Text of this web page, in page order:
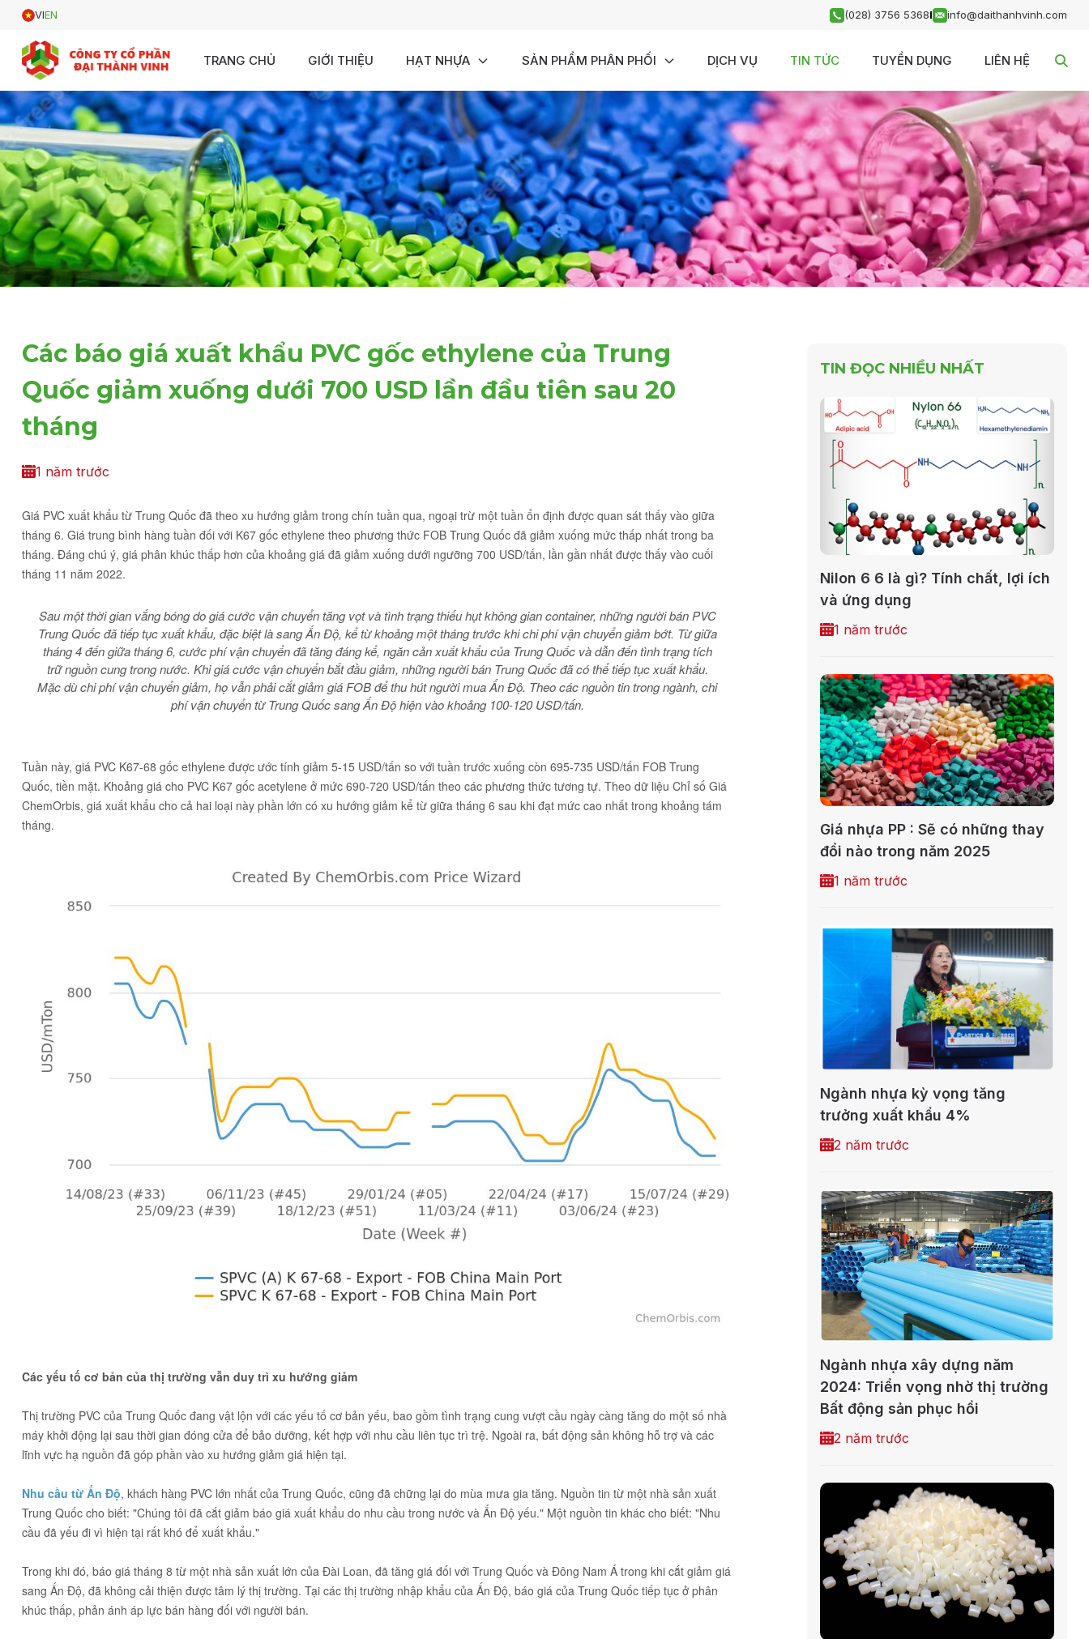
VIEN (028) 3756 5368I info@daithanhvinh.com
TRANG CHỦ GIỚI THIỆU HẠT NHỰA SẢN PHẨM PHÂN PHỐI DỊCH VỤ TIN TỨC TUYỂN DỤNG LIÊN HỆ
Các báo giá xuất khẩu PVC gốc ethylene của Trung
Quốc giảm xuống dưới 700 USD lần đầu tiên sau 20
tháng
1 năm trước
Giá PVC xuất khẩu từ Trung Quốc đã theo xu hướng giảm trong chín tuần qua, ngoại trừ một tuần ổn định được quan sát thấy vào giữa
tháng 6. Giá trung bình hàng tuần đối với K67 gốc ethylene theo phương thức FOB Trung Quốc đã giảm xuống mức thấp nhất trong ba
tháng. Đáng chú ý, giá phân khúc thấp hơn của khoảng giá đã giảm xuống dưới ngưỡng 700 USD/tấn, lần gần nhất được thấy vào cuối
tháng 11 năm 2022.
Sau một thời gian vắng bóng do giá cước vận chuyển tăng vọt và tình trạng thiếu hụt không gian container, những người bán PVC
Trung Quốc đã tiếp tục xuất khẩu, đặc biệt là sang Ấn Độ, kể từ khoảng một tháng trước khi chi phí vận chuyển giảm bớt. Từ giữa
tháng 4 đến giữa tháng 6, cước phí vận chuyển đã tăng đáng kể, ngăn cản xuất khẩu của Trung Quốc và dẫn đến tình trạng tích
trữ nguồn cung trong nước. Khi giá cước vận chuyển bắt đầu giảm, những người bán Trung Quốc đã có thể tiếp tục xuất khẩu.
Mặc dù chi phí vận chuyển giảm, họ vẫn phải cắt giảm giá FOB để thu hút người mua Ấn Độ. Theo các nguồn tin trong ngành, chi
phí vận chuyển từ Trung Quốc sang Ấn Độ hiện vào khoảng 100-120 USD/tấn.
Tuần này, giá PVC K67-68 gốc ethylene được ước tính giảm 5-15 USD/tấn so với tuần trước xuống còn 695-735 USD/tấn FOB Trung
Quốc, tiền mặt. Khoảng giá cho PVC K67 gốc acetylene ở mức 690-720 USD/tấn theo các phương thức tương tự. Theo dữ liệu Chỉ số Giá
ChemOrbis, giá xuất khẩu cho cả hai loại này phần lớn có xu hướng giảm kể từ giữa tháng 6 sau khi đạt mức cao nhất trong khoảng tám
tháng.
Các yếu tố cơ bản của thị trường vẫn duy trì xu hướng giảm
Thị trường PVC của Trung Quốc đang vật lộn với các yếu tố cơ bản yếu, bao gồm tình trạng cung vượt cầu ngày càng tăng do một số nhà
máy khởi động lại sau thời gian đóng cửa để bảo dưỡng, kết hợp với nhu cầu liên tục trì trệ. Ngoài ra, bất động sản không hỗ trợ và các
lĩnh vực hạ nguồn đã góp phần vào xu hướng giảm giá hiện tại.
Nhu cầu từ Ấn Độ, khách hàng PVC lớn nhất của Trung Quốc, cũng đã chững lại do mùa mưa gia tăng. Nguồn tin từ một nhà sản xuất
Trung Quốc cho biết: "Chúng tôi đã cắt giảm báo giá xuất khẩu do nhu cầu trong nước và Ấn Độ yếu." Một nguồn tin khác cho biết: "Nhu
cầu đã yếu đi vì hiện tại rất khó để xuất khẩu."
Trong khi đó, báo giá tháng 8 từ một nhà sản xuất lớn của Đài Loan, đã tăng giá đối với Trung Quốc và Đông Nam Á trong khi cắt giảm giá
sang Ấn Độ, đã không cải thiện được tâm lý thị trường. Tại các thị trường nhập khẩu của Ấn Độ, báo giá của Trung Quốc tiếp tục ở phân
khúc thấp, phản ánh áp lực bán hàng đối với người bán.
TIN ĐỌC NHIỀU NHẤT
Nilon 6 6 là gì? Tính chất, lợi ích
và ứng dụng
1 năm trước
Giá nhựa PP : Sẽ có những thay
đổi nào trong năm 2025
1 năm trước
Ngành nhựa kỳ vọng tăng
trưởng xuất khẩu 4%
2 năm trước
Ngành nhựa xây dựng năm
2024: Triển vọng nhờ thị trường
Bất động sản phục hồi
2 năm trước